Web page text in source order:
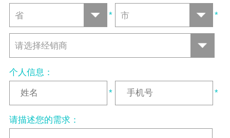
* *
请选择经销商
个人信息：
* *
请描述您的需求：